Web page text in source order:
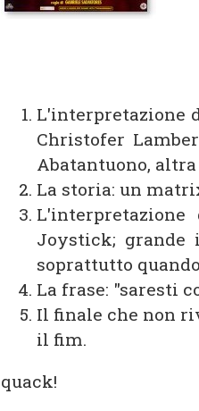
L'interpretazione
Christofer
Abatantuono,
La storia: un
Joystick; grande
soprattutto
La frase: "saresti
Il finale che non
il fim.
quack!